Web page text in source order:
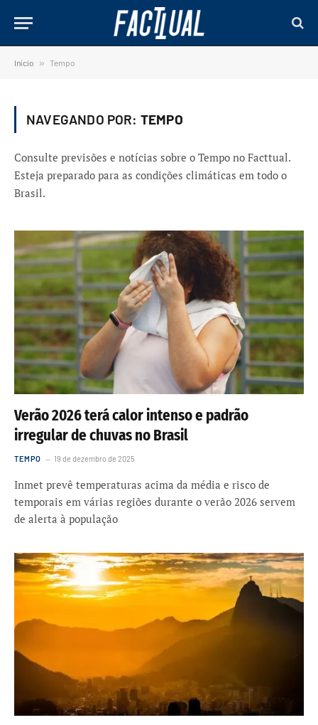
Início » Tempo
NAVEGANDO POR: TEMPO
Consulte previsões e notícias sobre o Tempo no Facttual.
Esteja preparado para as condições climáticas em todo o
Brasil.
Verão 2026 terá calor intenso e padrão
irregular de chuvas no Brasil
TEMPO 19 de dezembro de 2025
Inmet prevê temperaturas acima da média e risco de
temporais em várias regiões durante o verão 2026 servem
de alerta à população